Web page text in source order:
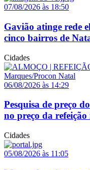
07/08/2026 às 18:50
Gavião atinge rede
cinco bairros de
Cidades
06/08/2026 às 14:29
Pesquisa de preço
no preço da
Cidades
05/08/2026 às 11:05